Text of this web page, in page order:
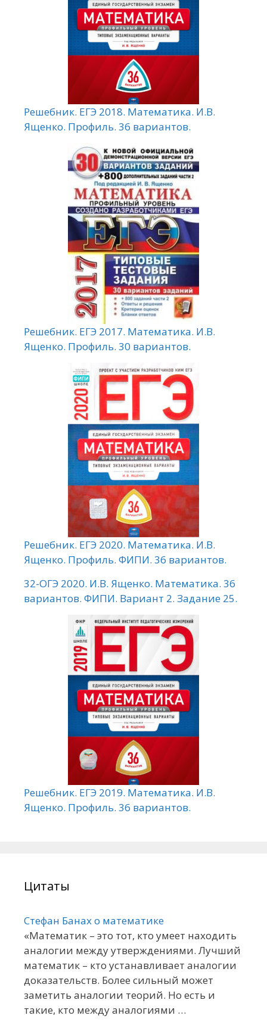
Решебник. ЕГЭ 2018. Математика. И.В.
Ященко. Профиль. 36 вариантов.
Решебник. ЕГЭ 2017. Математика. И.В.
Ященко. Профиль. 30 вариантов.
Решебник. ЕГЭ 2020. Математика. И.В.
Ященко. Профиль. ФИПИ. 36 вариантов.
32-ОГЭ 2020. И.В. Ященко. Математика. 36
вариантов. ФИПИ. Вариант 2. Задание 25.
Решебник. ЕГЭ 2019. Математика. И.В.
Ященко. Профиль. 36 вариантов.
Цитаты
Стефан Банах о математике
«Математик – это тот, кто умеет находить
аналогии между утверждениями. Лучший
математик – кто устанавливает аналогии
доказательств. Более сильный может
заметить аналогии теорий. Но есть и
такие, кто между аналогиями …